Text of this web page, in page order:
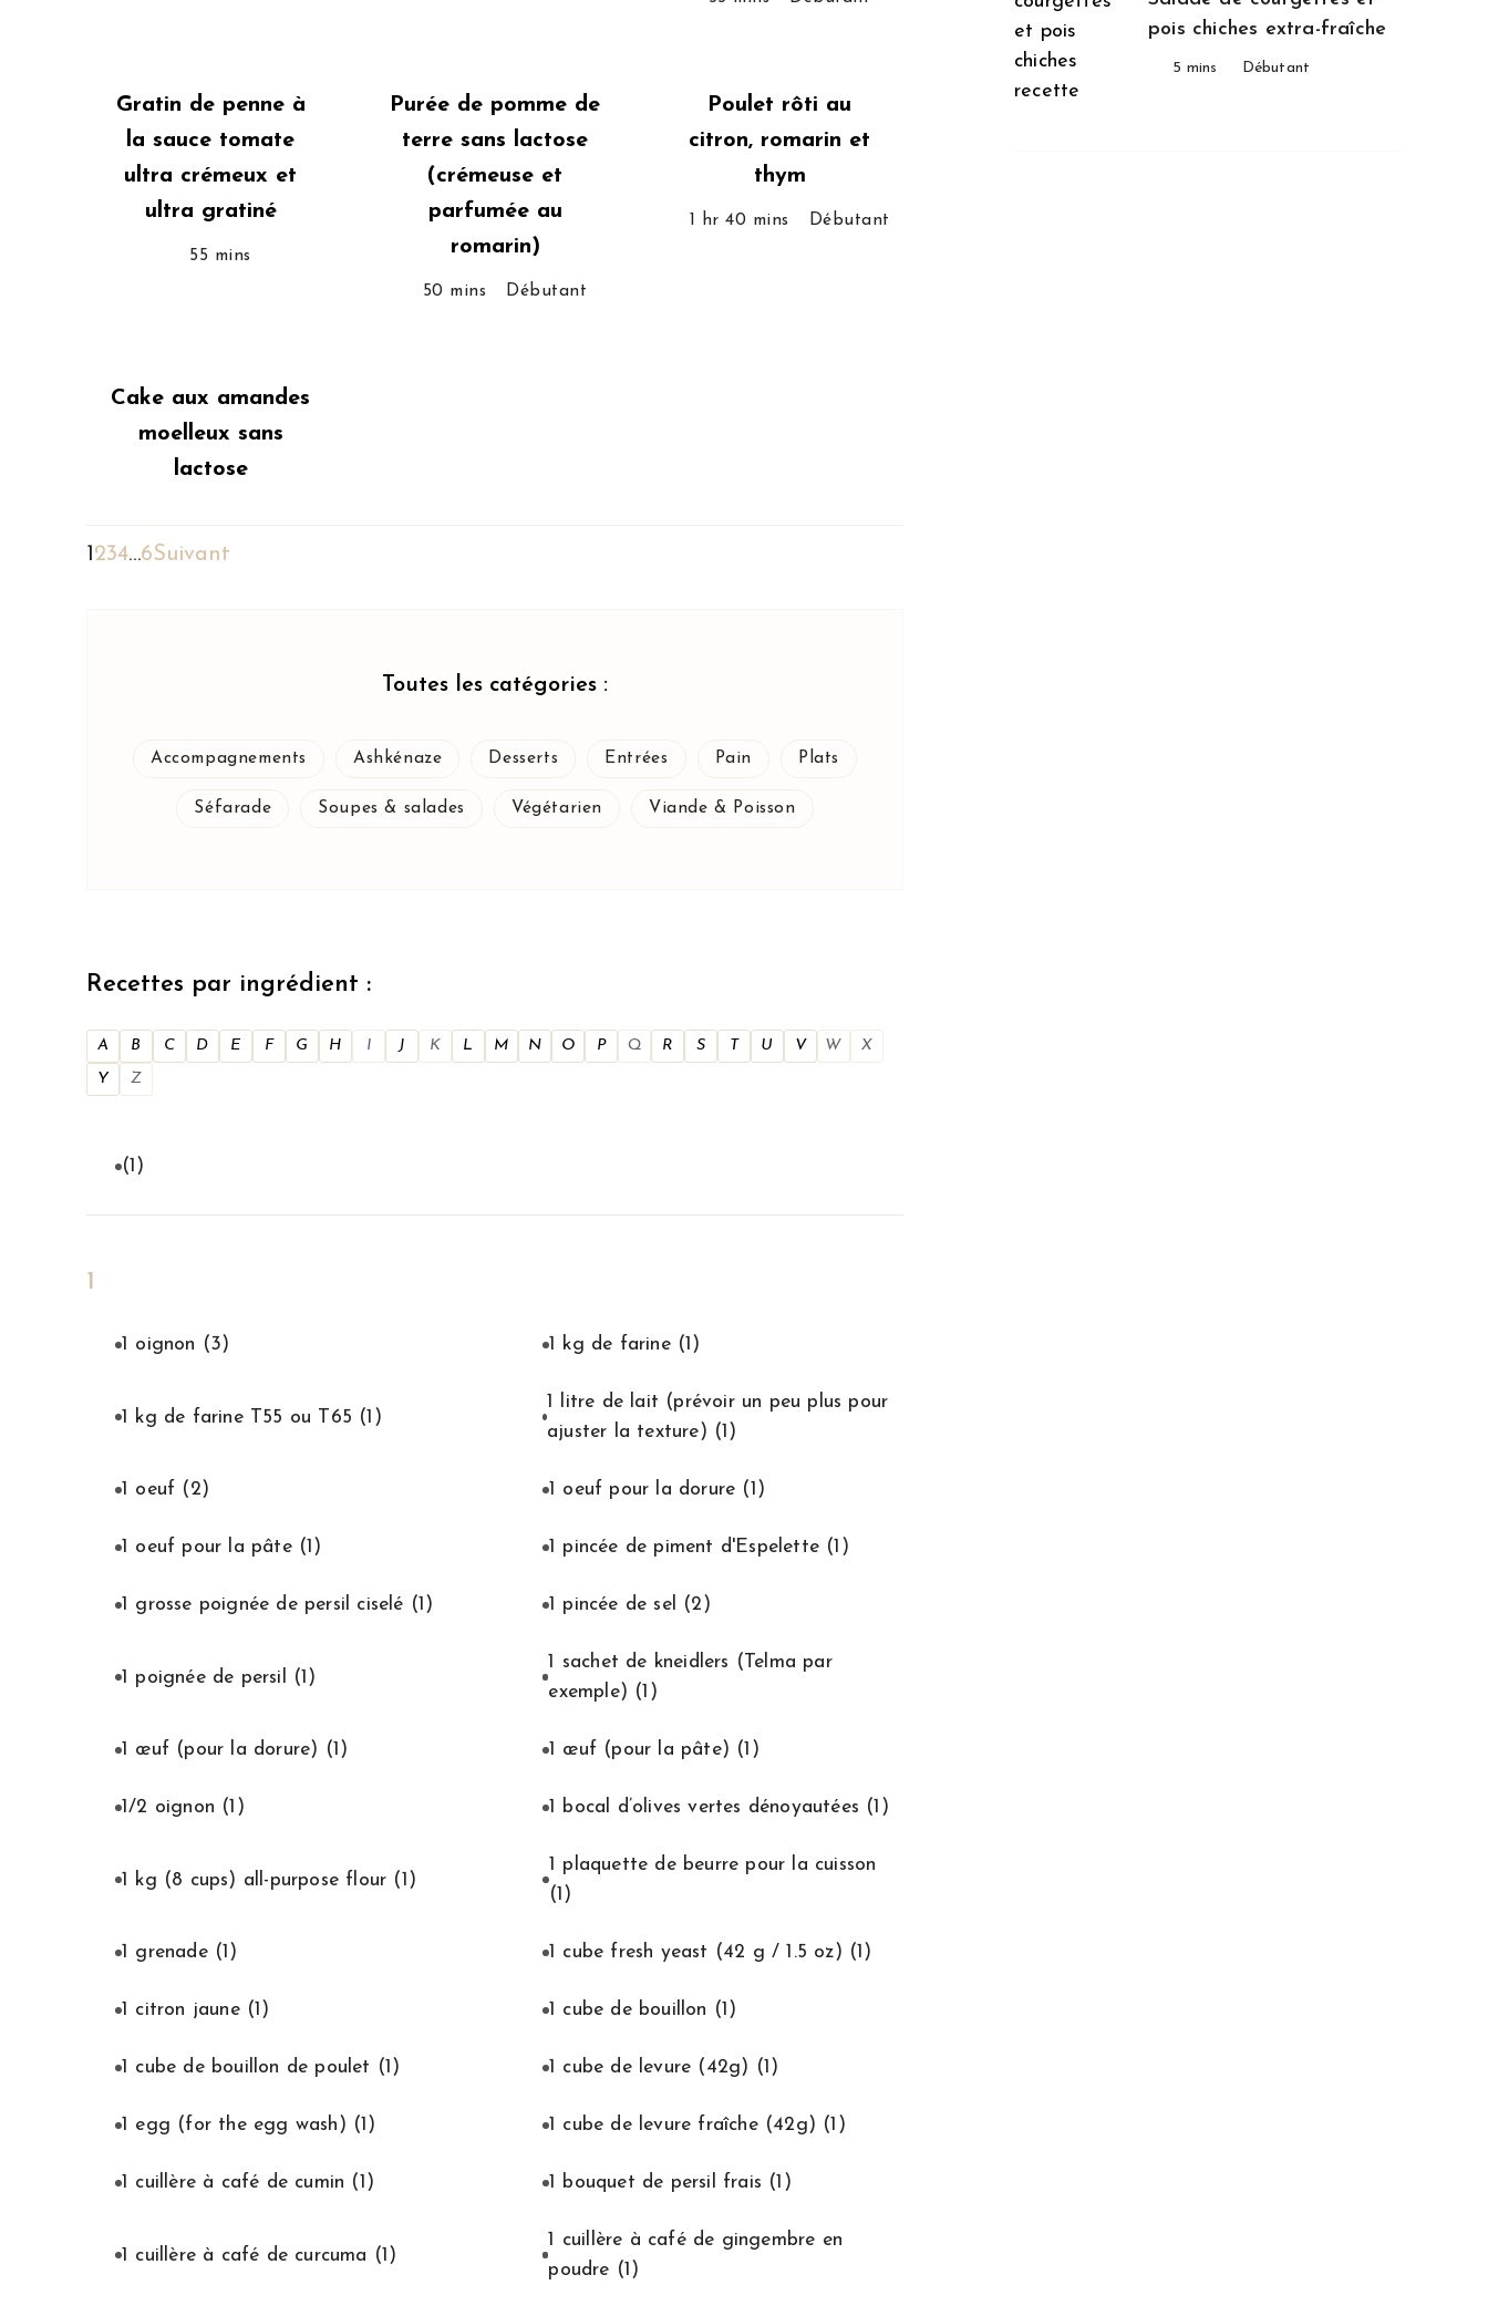
Gratin de penne à
la sauce tomate
ultra crémeux et
ultra gratiné
55 mins
Purée de pomme de
terre sans lactose
(crémeuse et
parfumée au
romarin)
50 mins Débutant
Poulet rôti au
citron, romarin et
thym
1 hr 40 mins Débutant
Cake aux amandes
moelleux sans
lactose
1234…6Suivant
Toutes les catégories :
Accompagnements Ashkénaze Desserts Entrées Pain Plats
Séfarade Soupes & salades Végétarien Viande & Poisson
Recettes par ingrédient :
A B C D E F G H I J K L M N O P Q R S T U V W
X
Y
Z
(1)
1
1 oignon (3) 1 kg de farine (1)
1 kg de farine T55 ou T65 (1)
1 litre de lait (prévoir un peu plus pour
ajuster la texture) (1)
1 oeuf (2) 1 oeuf pour la dorure (1)
1 oeuf pour la pâte (1) 1 pincée de piment d'Espelette (1)
1 grosse poignée de persil ciselé (1) 1 pincée de sel (2)
1 poignée de persil (1)
1 sachet de kneidlers (Telma par
exemple) (1)
1 œuf (pour la dorure) (1) 1 œuf (pour la pâte) (1)
1/2 oignon (1) 1 bocal d’olives vertes dénoyautées (1)
1 kg (8 cups) all-purpose flour (1)
1 plaquette de beurre pour la cuisson
(1)
1 grenade (1) 1 cube fresh yeast (42 g / 1.5 oz) (1)
1 citron jaune (1) 1 cube de bouillon (1)
1 cube de bouillon de poulet (1) 1 cube de levure (42g) (1)
1 egg (for the egg wash) (1) 1 cube de levure fraîche (42g) (1)
1 cuillère à café de cumin (1) 1 bouquet de persil frais (1)
1 cuillère à café de curcuma (1)
1 cuillère à café de gingembre en
poudre (1)
pois chiches extra-fraîche
5 mins Débutant